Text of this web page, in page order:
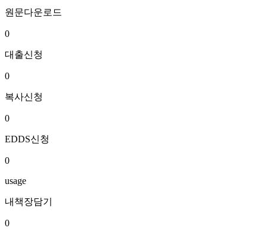
원문다운로드
0
대출신청
0
복사신청
0
EDDS신청
0
usage
내책장담기
0